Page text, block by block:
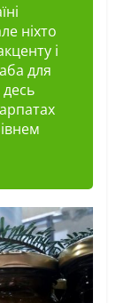
ніхто
і
для